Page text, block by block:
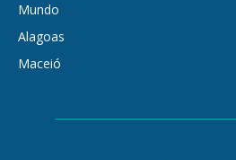
Mundo
Alagoas
Maceió